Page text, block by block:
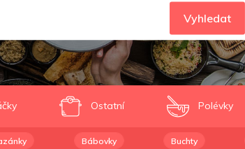
Vyhledat
Ostatní Polévky
Bábovky Buchty